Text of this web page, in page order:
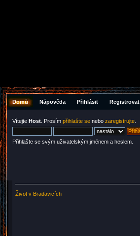
Domů Nápověda Přihlásit Registrovat
Vítejte Host . Prosím přihlašte se nebo zaregistrujte
Přihlašte se svým uživatelským jménem a heslem.
Život v Bradavicích